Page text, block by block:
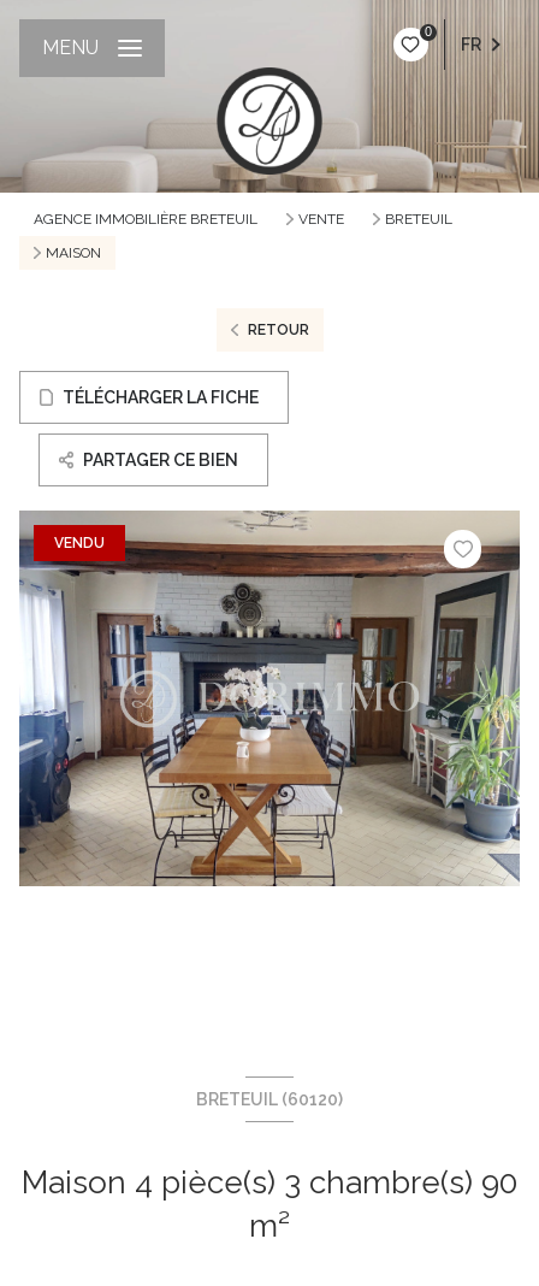
0
FR
MENU
AGENCE IMMOBILIÈRE BRETEUIL VENTE
BRETEUIL
MAISON
RETOUR
TÉLÉCHARGER LA FICHE
PARTAGER CE BIEN
VENDU
BRETEUIL (60120)
Maison 4 pièce(s) 3 chambre(s) 90
m²